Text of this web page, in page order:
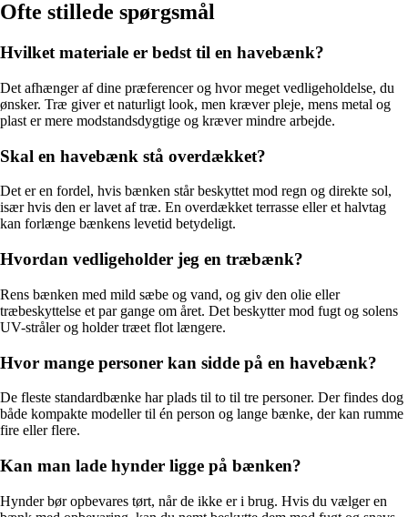
Ofte stillede spørgsmål
Hvilket materiale er bedst til en havebænk?
Det afhænger af dine præferencer og hvor meget vedligeholdelse, du
ønsker. Træ giver et naturligt look, men kræver pleje, mens metal og
plast er mere modstandsdygtige og kræver mindre arbejde.
Skal en havebænk stå overdækket?
Det er en fordel, hvis bænken står beskyttet mod regn og direkte sol,
især hvis den er lavet af træ. En overdækket terrasse eller et halvtag
kan forlænge bænkens levetid betydeligt.
Hvordan vedligeholder jeg en træbænk?
Rens bænken med mild sæbe og vand, og giv den olie eller
træbeskyttelse et par gange om året. Det beskytter mod fugt og solens
UV-stråler og holder træet flot længere.
Hvor mange personer kan sidde på en havebænk?
De fleste standardbænke har plads til to til tre personer. Der findes dog
både kompakte modeller til én person og lange bænke, der kan rumme
fire eller flere.
Kan man lade hynder ligge på bænken?
Hynder bør opbevares tørt, når de ikke er i brug. Hvis du vælger en